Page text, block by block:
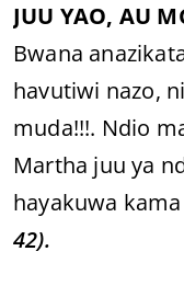
JUU YAO, AU
Bwana
havutiwi nazo,
muda!!!. Ndio
Martha juu ya
hayakuwa
42).